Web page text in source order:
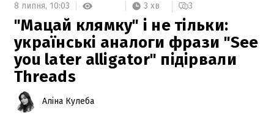
8 липня, 10:03 3 хв 3
"Мацай клямку" і не тільки:
українські аналоги фрази "See
you later alligator" підірвали
Threads
Аліна Кулеба